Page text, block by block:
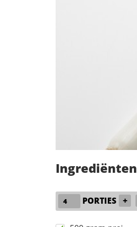
Ingrediënten
PORTIES +